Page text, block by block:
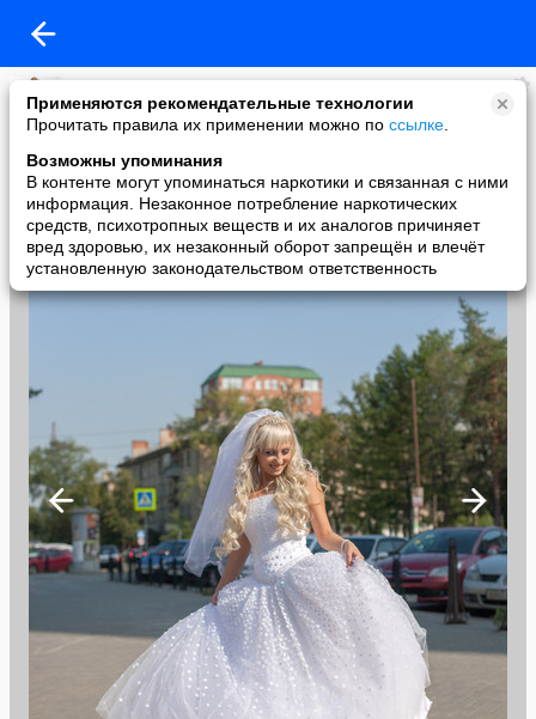
Применяются рекомендательные технологии
Прочитать правила их применении можно по ссылке
Возможны упоминания
В контенте могут упоминаться наркотики и связанная с ними
информация. Незаконное потребление наркотических
средств, психотропных веществ и их аналогов причиняет
вред здоровью, их незаконный оборот запрещён и влечёт
установленную законодательством ответственность
Анчуговочка
added a photo
26 Sep в 20:13